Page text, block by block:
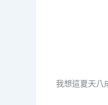
我想這夏天八